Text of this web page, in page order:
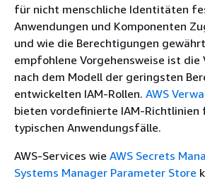
für nicht menschliche Identitäten
Anwendungen und Komponenten
und wie die Berechtigungen
empfohlene Vorgehensweise ist die
nach dem Modell der geringsten
entwickelten IAM-Rollen. AWS
bieten vordefinierte IAM-Richtlinien
typischen Anwendungsfälle.
AWS-Services wie AWS Secrets
Systems Manager Parameter Store